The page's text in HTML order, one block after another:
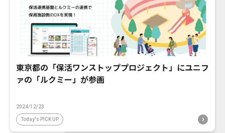
東京都の「保活ワンストッププロジェクト」にユニフ
ァの「ルクミー」が参画
2024/12/23
Today's PICK UP